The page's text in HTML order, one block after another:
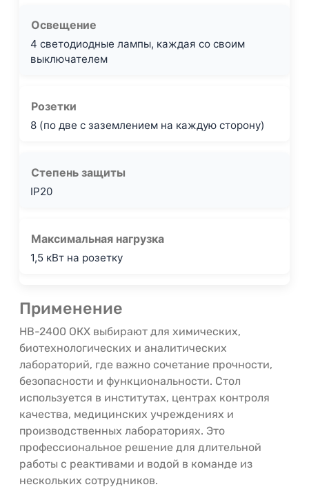
Освещение
4 светодиодные лампы, каждая со своим
выключателем
Розетки
8 (по две с заземлением на каждую сторону)
Степень защиты
IP20
Максимальная нагрузка
1,5 кВт на розетку
Применение
НВ-2400 ОКХ выбирают для химических,
биотехнологических и аналитических
лабораторий, где важно сочетание прочности,
безопасности и функциональности. Стол
используется в институтах, центрах контроля
качества, медицинских учреждениях и
производственных лабораториях. Это
профессиональное решение для длительной
работы с реактивами и водой в команде из
нескольких сотрудников.